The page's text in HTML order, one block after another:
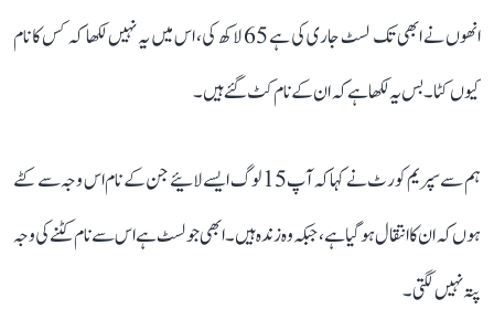
انھوں نے ابھی تک لسٹ جاری کی ہے 65 لاکھ کی، اس میں یہ نہیں لکھا کہ کس کا نام
کیوں کٹا۔ بس یہ لکھا ہے کہ ان کے نام کٹ گئے ہیں۔
ہم سے سپریم کورٹ نے کہا کہ آپ 15 لوگ ایسے لائیے جن کے نام اس وجہ سے کٹے
ہوں کہ ان کا انتقال ہو گیا ہے، جبکہ وہ زندہ ہیں۔ ابھی جو لسٹ ہے اس سے نام کٹنے کی وجہ
پتہ نہیں لگتی۔